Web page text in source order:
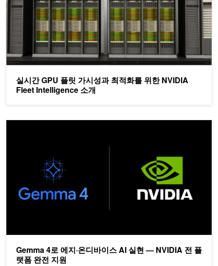
실시간 GPU 플릿 가시성과 최적화를 위한 NVIDIA
Fleet Intelligence 소개
Gemma 4로 에지·온디바이스 AI 실현 — NVIDIA 전 플
랫폼 완전 지원